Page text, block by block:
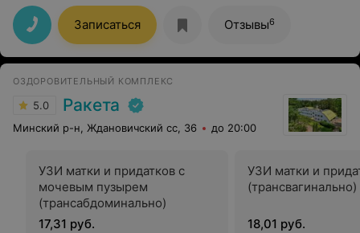
быстро и качественно с полным разъяснением и
описанием Прекрасные и доброжелательные врачи
,огромное Вам спасибо за Ваш труд!
Записаться Отзывы6
ОЗДОРОВИТЕЛЬНЫЙ КОМПЛЕКС
5.0 Ракета
Минский р-н, Ждановичский сс, 36 до 20:00
УЗИ матки и придатков с
мочевым пузырем
(трансабдоминально)
17,31 руб.
УЗИ матки и
(трансвагинально)
18,01 руб.